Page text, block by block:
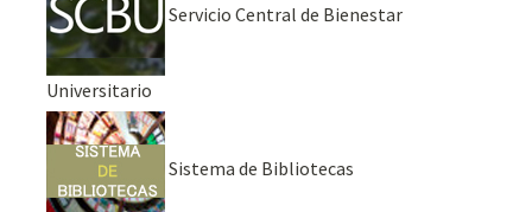
Servicio Central de Bienestar
Universitario
Sistema de Bibliotecas